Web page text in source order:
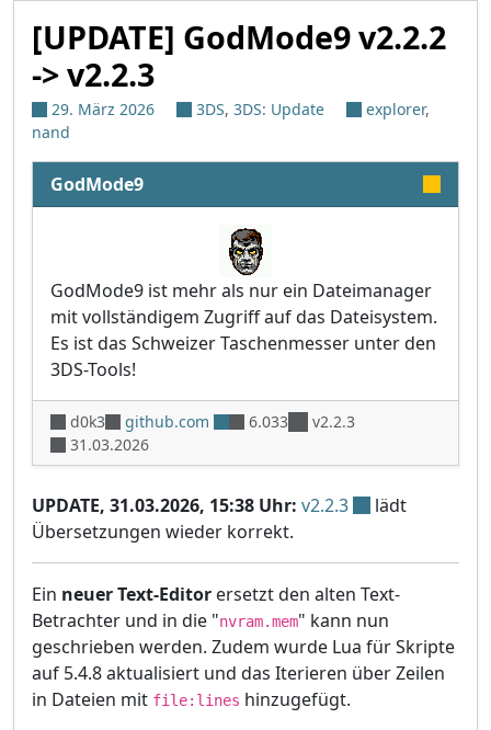
[UPDATE] GodMode9 v2.2.2
-> v2.2.3
29. März 2026 3DS, 3DS: Update explorer,
nand
GodMode9
GodMode9 ist mehr als nur ein Dateimanager
mit vollständigem Zugriff auf das Dateisystem.
Es ist das Schweizer Taschenmesser unter den
3DS-Tools!
d0k3 github.com 6.033
v2.2.3
31.03.2026
UPDATE, 31.03.2026, 15:38 Uhr: v2.2.3
lädt
Übersetzungen wieder korrekt.
Ein neuer Text-Editor ersetzt den alten Text-
Betrachter und in die "nvram.mem" kann nun
geschrieben werden. Zudem wurde Lua für Skripte
auf 5.4.8 aktualisiert und das Iterieren über Zeilen
in Dateien mit file:lines hinzugefügt.